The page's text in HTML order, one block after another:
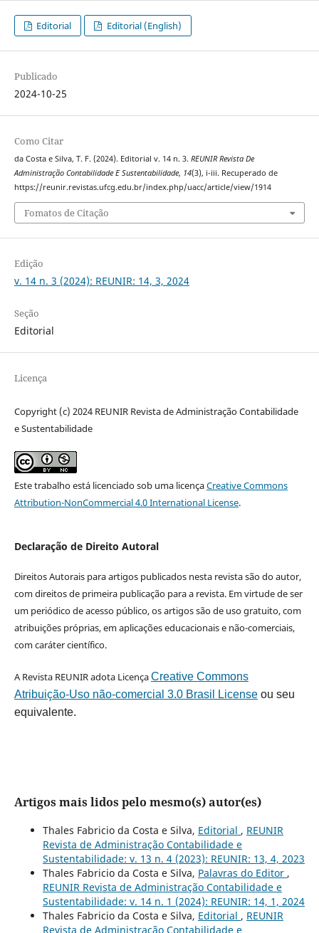
Editorial Editorial (English)
Publicado
2024-10-25
Como Citar
da Costa e Silva, T. F. (2024). Editorial v. 14 n. 3. REUNIR Revista De
Administração Contabilidade E Sustentabilidade, 14(3), i-iii. Recuperado de
https://reunir.revistas.ufcg.edu.br/index.php/uacc/article/view/1914
Fomatos de Citação
Edição
v. 14 n. 3 (2024): REUNIR: 14, 3, 2024
Seção
Editorial
Licença
Copyright (c) 2024 REUNIR Revista de Administração Contabilidade
e Sustentabilidade
Este trabalho está licenciado sob uma licençaCreative Commons
Attribution-NonCommercial 4.0 International License.
Declaração de Direito Autoral
Direitos Autorais para artigos publicados nesta revista são do autor,
com direitos de primeira publicação para a revista. Em virtude de ser
um periódico de acesso público, os artigos são de uso gratuito, com
atribuições próprias, em aplicações educacionais e não-comerciais,
com caráter científico.
A Revista REUNIR adota LicençaCreative Commons
Atribuição-Uso não-comercial 3.0 Brasil Licenseou seu
equivalente.
Artigos mais lidos pelo mesmo(s) autor(es)
Thales Fabricio da Costa e Silva, Editorial , REUNIR
Revista de Administração Contabilidade e
Sustentabilidade: v. 13 n. 4 (2023): REUNIR: 13, 4, 2023
Thales Fabricio da Costa e Silva, Palavras do Editor ,
REUNIR Revista de Administração Contabilidade e
Sustentabilidade: v. 14 n. 1 (2024): REUNIR: 14, 1, 2024
Thales Fabricio da Costa e Silva, Editorial , REUNIR
Revista de Administração Contabilidade e